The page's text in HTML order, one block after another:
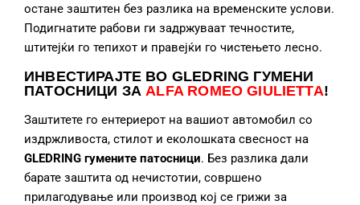
остане заштитен без разлика на временските услови.
Подигнатите рабови ги задржуваат течностите,
штитејќи го тепихот и правејќи го чистењето лесно.
ИНВЕСТИРАЈТЕ ВО GLEDRING ГУМЕНИ
ПАТОСНИЦИ ЗА ALFA ROMEO GIULIETTA!
Заштитете го ентериерот на вашиот автомобил со
издржливоста, стилот и еколошката свесност на
GLEDRING гумените патосници. Без разлика дали
барате заштита од нечистотии, совршено
прилагодување или производ кој се грижи за